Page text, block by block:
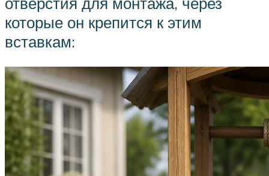
которые он крепится к этим
вставкам: